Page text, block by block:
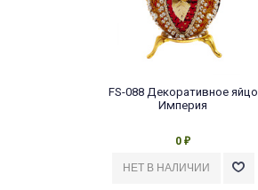
FS-088 Декоративное яйцо
Империя
0 ₽